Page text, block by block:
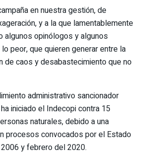
en nuestra gestión, de
y a la que lamentablemente
algunos opinólogos y algunos
peor, que quieren generar entre la
de caos y desabastecimiento que no
administrativo sancionador
iniciado el Indecopi contra 15
naturales, debido a una
procesos convocados por el Estado
y febrero del 2020.